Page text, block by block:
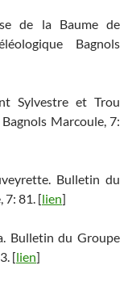
de la Baume de
Bagnols
Sylvestre et Trou
Marcoule, 7:
Bulletin du
7: 81. [lien]
Bulletin du Groupe
[lien]